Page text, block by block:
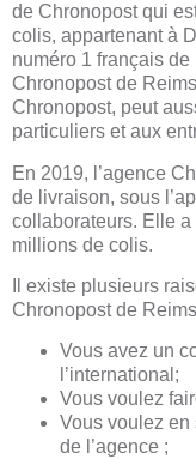
de Chronopost qui
colis, appartenant à
numéro 1 français
Chronopost de
Chronopost, peut
particuliers et aux
En 2019, l’agence
de livraison, sous
collaborateurs. Elle
millions de colis.
Il existe plusieurs
Chronopost de
Vous avez un
l’international;
Vous voulez
Vous voulez en
de l’agence ;